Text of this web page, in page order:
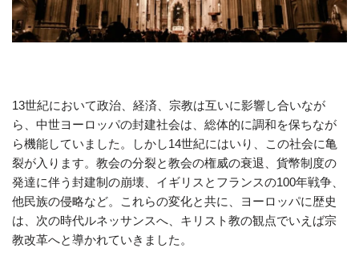
13世紀において政治、経済、宗教は互いに影響し合いなが
ら、中世ヨーロッパの封建社会は、総体的に調和を保ちなが
ら機能していました。しかし14世紀にはいり、この社会に亀
裂が入ります。教会の分裂と教会の権威の衰退、貨幣制度の
発達に伴う封建制の崩壊、イギリスとフランスの100年戦争、
他民族の侵略など。これらの変化と共に、ヨーロッパに歴史
は、次の時代ルネッサンスへ、キリスト教の観点でいえば宗
教改革へと導かれていきました。